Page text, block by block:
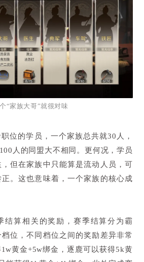
“家族大哥”就很对味
位的学员，一个家族总共就30人，
人的同盟大不相同。更何况，学员
但在家族中只能算是流动人员，可
。这也意味着，一个家族的核心成
结算相关的奖励，赛季结算分为霸
位，不同档位之间的奖励差异非常
黄金+5w绑金，逐鹿可以获得5k黄